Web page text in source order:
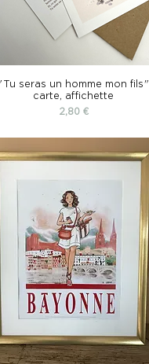
seras un homme mon fils"
carte, affichette
Prix
2,80 €